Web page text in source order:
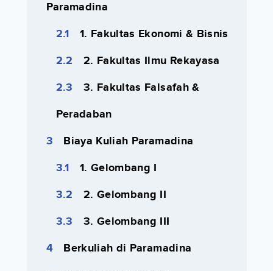
Paramadina
1. Fakultas Ekonomi & Bisnis
2. Fakultas Ilmu Rekayasa
3. Fakultas Falsafah &
Peradaban
Biaya Kuliah Paramadina
1. Gelombang I
2. Gelombang II
3. Gelombang III
Berkuliah di Paramadina